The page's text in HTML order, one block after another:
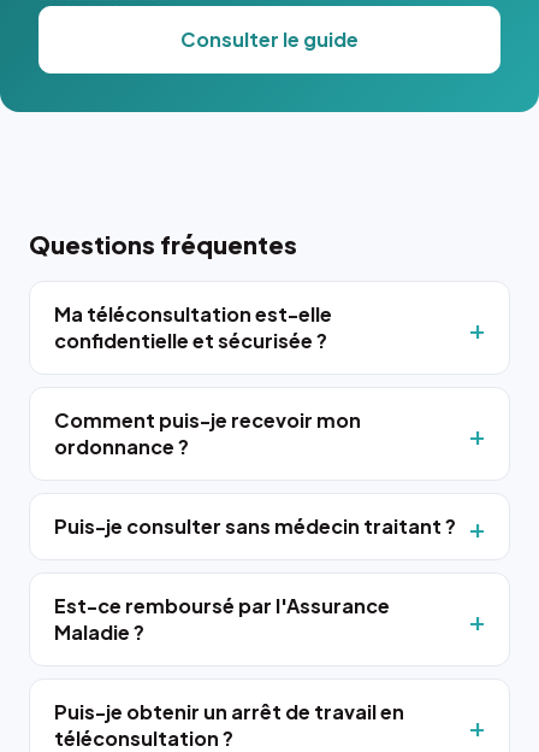
Consulter le guide
Questions fréquentes
Ma téléconsultation est-elle
confidentielle et sécurisée ?
Comment puis-je recevoir mon
ordonnance ?
Puis-je consulter sans médecin traitant ?
Est-ce remboursé par l'Assurance
Maladie ?
Puis-je obtenir un arrêt de travail en
téléconsultation ?